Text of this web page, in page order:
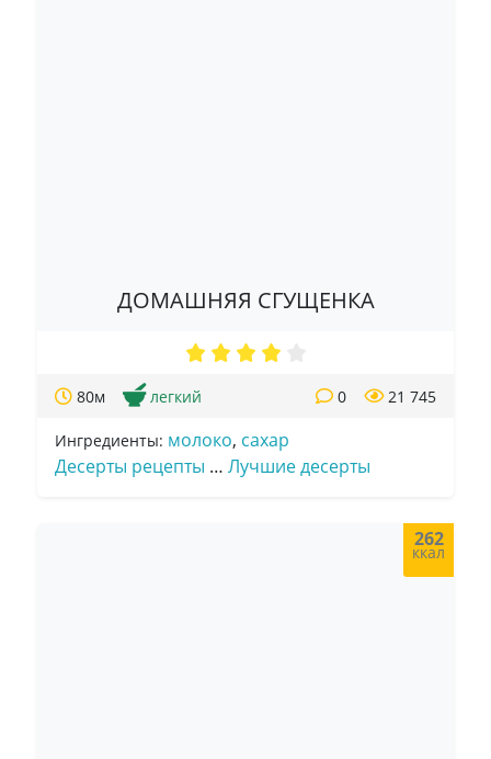
ДОМАШНЯЯ СГУЩЕНКА
80м легкий 21 745
0
Ингредиенты: молоко, сахар
Десерты рецепты … Лучшие десерты
262
ккал